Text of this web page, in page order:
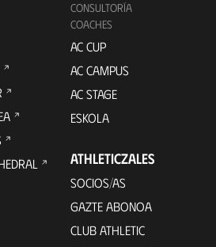
CONSULTORÍA
COACHES
AC CUP
AC CAMPUS
AC STAGE
ESKOLA
ATHLETICZALES
SOCIOS/AS
GAZTE ABONOA
CLUB ATHLETIC